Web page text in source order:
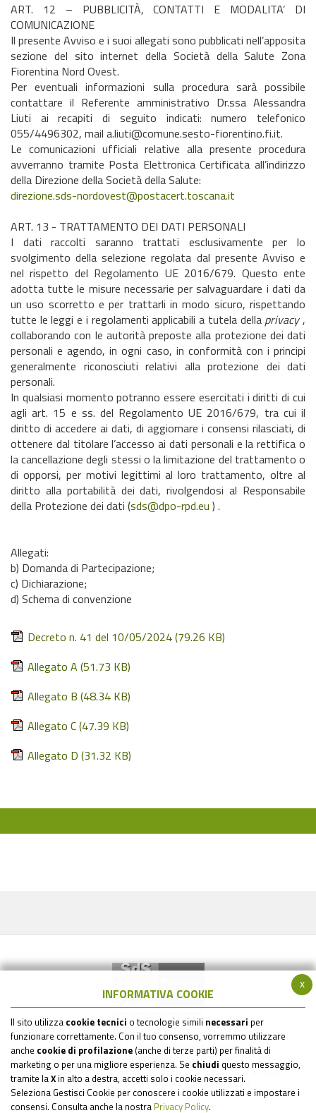
ART. 12 – PUBBLICITÀ, CONTATTI E MODALITA’ DI
COMUNICAZIONE
Il presente Avviso e i suoi allegati sono pubblicati nell’apposita
sezione del sito internet della Società della Salute Zona
Fiorentina Nord Ovest.
Per eventuali informazioni sulla procedura sarà possibile
contattare il Referente amministrativo Dr.ssa Alessandra
Liuti ai recapiti di seguito indicati: numero telefonico
055/4496302, mail a.liuti@comune.sesto-fiorentino.fi.it.
Le comunicazioni ufficiali relative alla presente procedura
avverranno tramite Posta Elettronica Certificata all’indirizzo
della Direzione della Società della Salute:
direzione.sds-nordovest@postacert.toscana.it
ART. 13 - TRATTAMENTO DEI DATI PERSONALI
I dati raccolti saranno trattati esclusivamente per lo
svolgimento della selezione regolata dal presente Avviso e
nel rispetto del Regolamento UE 2016/679. Questo ente
adotta tutte le misure necessarie per salvaguardare i dati da
un uso scorretto e per trattarli in modo sicuro, rispettando
tutte le leggi e i regolamenti applicabili a tutela della privacy,
collaborando con le autorità preposte alla protezione dei dati
personali e agendo, in ogni caso, in conformità con i principi
generalmente riconosciuti relativi alla protezione dei dati
personali.
In qualsiasi momento potranno essere esercitati i diritti di cui
agli art. 15 e ss. del Regolamento UE 2016/679, tra cui il
diritto di accedere ai dati, di aggiornare i consensi rilasciati, di
ottenere dal titolare l’accesso ai dati personali e la rettifica o
la cancellazione degli stessi o la limitazione del trattamento o
di opporsi, per motivi legittimi al loro trattamento, oltre al
diritto alla portabilità dei dati, rivolgendosi al Responsabile
della Protezione dei dati (sds@dpo-rpd.eu ) .
Allegati:
b) Domanda di Partecipazione;
c) Dichiarazione;
d) Schema di convenzione
Decreto n. 41 del 10/05/2024(79.26 KB)
Allegato A (51.73 KB)
Allegato B (48.34 KB)
Allegato C(47.39 KB)
Allegato D (31.32 KB)
Società della Salute Zona Fiorentina Nord-Ovest
via Gramsci 561 - 50019 Sesto Fiorentino (FI)
C.F. - P.IVA : 05517820485
tel: 055 6930242 / 055 6930484 / 055 6930205 / e-mail:
sds.firenzenordovest@uslcentro.toscana.it
x
INFORMATIVA COOKIE
Il sito utilizza cookie tecnici o tecnologie simili necessari per
funzionare correttamente. Con il tuo consenso, vorremmo utilizzare
anche cookie di profilazione (anche di terze parti) per finalità di
marketing o per una migliore esperienza. Se chiudi questo messaggio,
tramite laX in alto a destra, accetti solo i cookie necessari.
Seleziona Gestisci Cookie per conoscere i cookie utilizzati e impostare i
consensi. Consulta anche la nostra Privacy Policy.